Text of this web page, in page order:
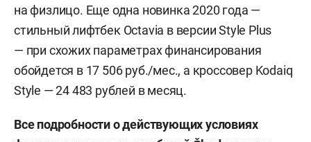
на физлицо. Еще одна новинка 2020 года —
стильный лифтбек Octavia в версии Style Plus
— при схожих параметрах финансирования
обойдется в 17 506 руб./мес., а кроссовер Kodaiq
Style — 24 483 рублей в месяц.
Все подробности о действующих условиях